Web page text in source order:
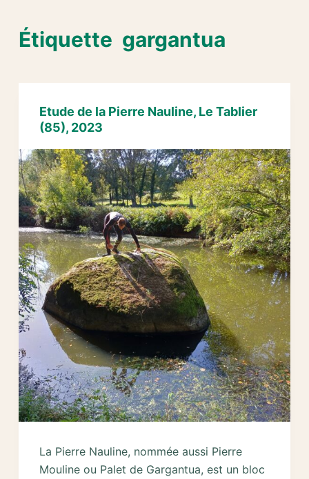
Étiquette gargantua
Etude de la Pierre Nauline, Le Tablier
(85), 2023
La Pierre Nauline, nommée aussi Pierre
Mouline ou Palet de Gargantua, est un bloc